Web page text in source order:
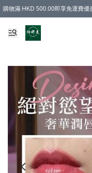
購物滿 HKD 500.00即享免運費優